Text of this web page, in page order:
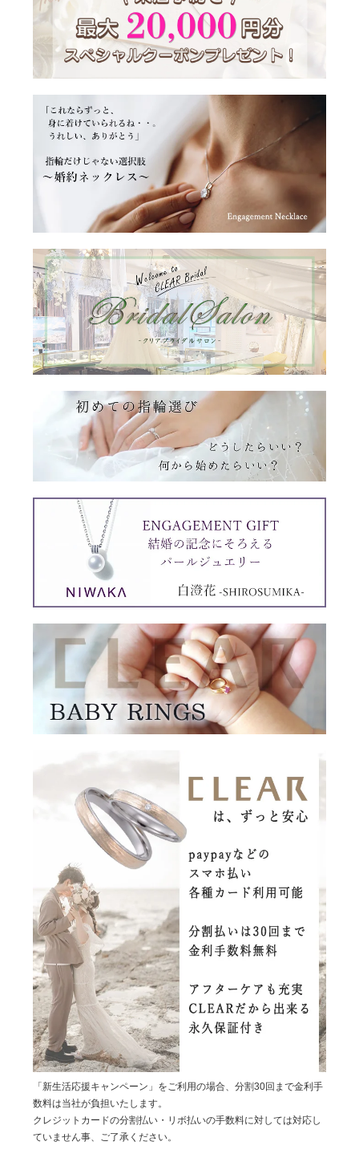
「新生活応援キャンペーン」をご利用の場合、分割30回まで金利手
数料は当社が負担いたします。
クレジットカードの分割払い・リボ払いの手数料に対しては対応し
ていません事、ご了承ください。